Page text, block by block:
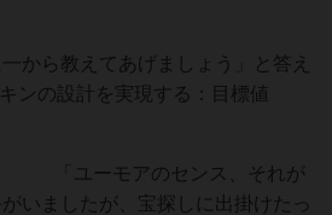
から教えてあげましょう」と答え
設計を実現する：目標値
アのセンス、それが
いましたが、宝探しに出掛けたっ